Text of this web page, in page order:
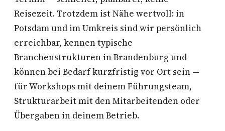
Reisezeit. Trotzdem ist Nähe wertvoll: in
Potsdam und im Umkreis sind wir persönlich
erreichbar, kennen typische
Branchenstrukturen in Brandenburg und
können bei Bedarf kurzfristig vor Ort sein —
für Workshops mit deinem Führungsteam,
Strukturarbeit mit den Mitarbeitenden oder
Übergaben in deinem Betrieb.